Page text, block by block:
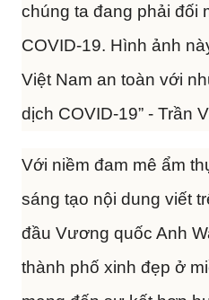
chúng ta đang phải đối
COVID-19. Hình ảnh
Việt Nam an toàn với
dịch COVID-19” - Trần
Với niềm đam mê ẩm
sáng tạo nội dung viết
đầu Vương quốc Anh
thành phố xinh đẹp ở